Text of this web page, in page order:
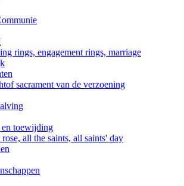
of sacrament van de verzoening
toewijding